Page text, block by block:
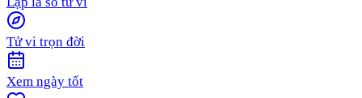
Tử vi trọn đời
Xem ngày tốt